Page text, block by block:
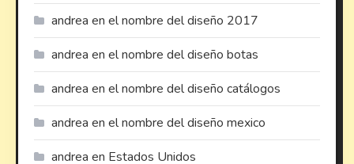
andrea en el nombre del diseño 2017
andrea en el nombre del diseño botas
andrea en el nombre del diseño catálogos
andrea en el nombre del diseño mexico
andrea en Estados Unidos